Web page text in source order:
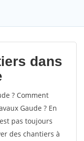
dans
? Comment
Gaude ? En
pas toujours
des chantiers à